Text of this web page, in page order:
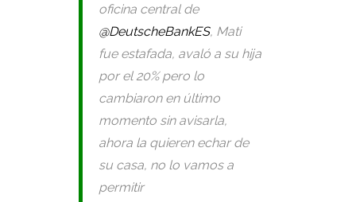
oficina central de
@DeutscheBankES, Mati
fue estafada, avaló a su hija
por el 20% pero lo
cambiaron en último
momento sin avisarla,
ahora la quieren echar de
su casa, no lo vamos a
permitir